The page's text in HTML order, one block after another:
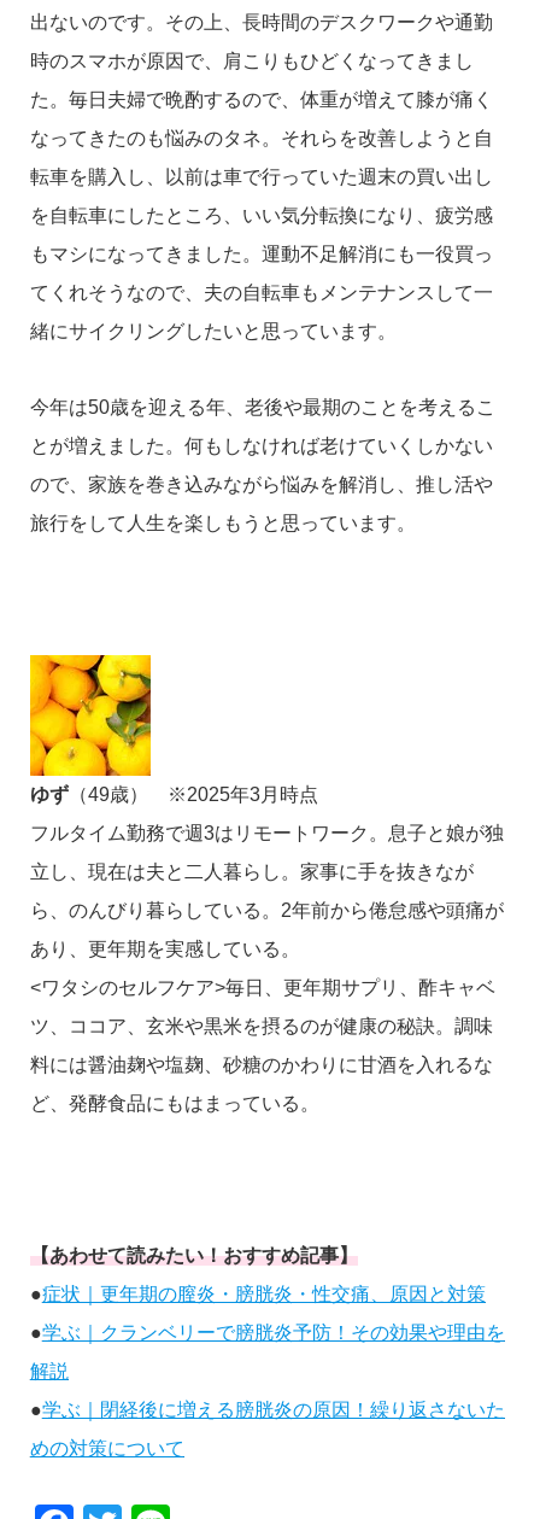
出ないのです。その上、長時間のデスクワークや通勤
時のスマホが原因で、肩こりもひどくなってきまし
た。毎日夫婦で晩酌するので、体重が増えて膝が痛く
なってきたのも悩みのタネ。それらを改善しようと自
転車を購入し、以前は車で行っていた週末の買い出し
を自転車にしたところ、いい気分転換になり、疲労感
もマシになってきました。運動不足解消にも一役買っ
てくれそうなので、夫の自転車もメンテナンスして一
緒にサイクリングしたいと思っています。
今年は50歳を迎える年、老後や最期のことを考えるこ
とが増えました。何もしなければ老けていくしかない
ので、家族を巻き込みながら悩みを解消し、推し活や
旅行をして人生を楽しもうと思っています。
ゆず（49歳） ※2025年3月時点
フルタイム勤務で週3はリモートワーク。息子と娘が独
立し、現在は夫と二人暮らし。家事に手を抜きなが
ら、のんびり暮らしている。2年前から倦怠感や頭痛が
あり、更年期を実感している。
<ワタシのセルフケア>毎日、更年期サプリ、酢キャベ
ツ、ココア、玄米や黒米を摂るのが健康の秘訣。調味
料には醤油麹や塩麹、砂糖のかわりに甘酒を入れるな
ど、発酵食品にもはまっている。
【あわせて読みたい！おすすめ記事】
●症状｜更年期の膣炎・膀胱炎・性交痛、原因と対策
●学ぶ｜クランベリーで膀胱炎予防！その効果や理由を
解説
●学ぶ｜閉経後に増える膀胱炎の原因！繰り返さないた
めの対策について